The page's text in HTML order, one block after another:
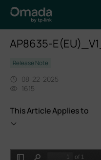
AP8635-
Release Note
08-22-2025
1615
This Article Applies to